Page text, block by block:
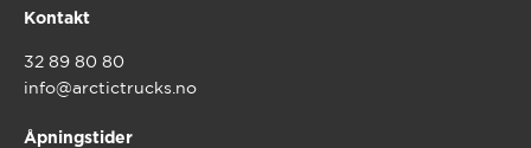
Kontakt
32 89 80 80
info@arctictrucks.no
Åpningstider